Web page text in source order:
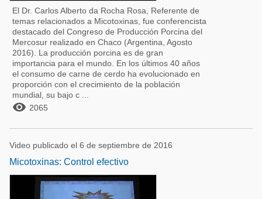
El Dr. Carlos Alberto da Rocha Rosa, Referente de
temas relacionados a Micotoxinas, fue conferencista
destacado del Congreso de Producción Porcina del
Mercosur realizado en Chaco (Argentina, Agosto
2016). La producción porcina es de gran
importancia para el mundo. En los últimos 40 años
el consumo de carne de cerdo ha evolucionado en
proporción con el crecimiento de la población
mundial, su bajo c ...
 2065
Video publicado el 6 de septiembre de 2016
Micotoxinas: Control efectivo